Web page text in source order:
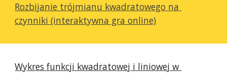
Rozbijanie trójmianu kwadratowego na
czynniki (interaktywna gra online)
Wykres funkcji kwadratowej i liniowej w